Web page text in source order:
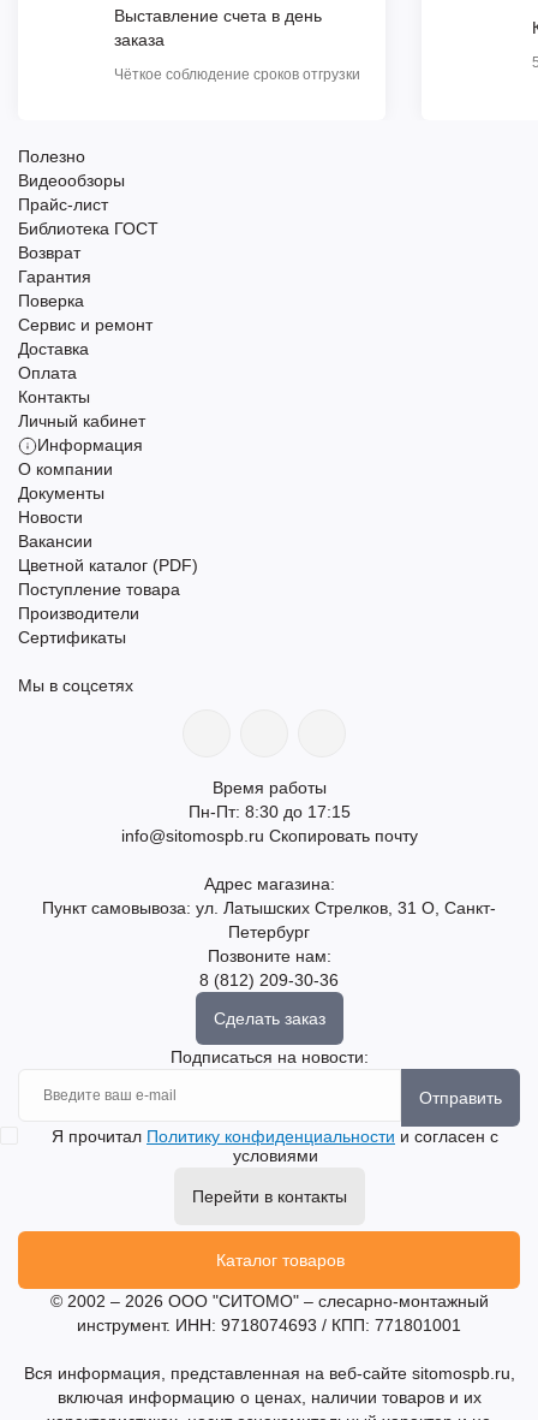
Выставление счета в день
заказа
Чёткое соблюдение сроков отгрузки
Полезно
Видеообзоры
Прайс-лист
Библиотека ГОСТ
Возврат
Гарантия
Поверка
Сервис и ремонт
Доставка
Оплата
Контакты
Личный кабинет
Информация
О компании
Документы
Новости
Вакансии
Цветной каталог (PDF)
Поступление товара
Производители
Сертификаты
Мы в соцсетях
Время работы
Пн-Пт: 8:30 до 17:15
info@sitomospb.ru Скопировать почту
Адрес магазина:
Пункт самовывоза: ул. Латышских Стрелков, 31 О, Санкт-
Петербург
Позвоните нам:
8 (812) 209-30-36
Сделать заказ
Подписаться на новости:
Отправить
Я прочитал Политику конфиденциальности и согласен с
условиями
Перейти в контакты
Каталог товаров
© 2002 – 2026 ООО "СИТОМО" – слесарно-монтажный
инструмент. ИНН: 9718074693 / КПП: 771801001
Вся информация, представленная на веб-сайте sitomospb.ru,
включая информацию о ценах, наличии товаров и их